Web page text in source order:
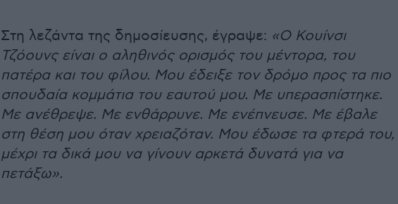
Στη λεζάντα της δημοσίευσης, έγραψε: «Ο Κουίνσι
Τζόουνς είναι ο αληθινός ορισμός του μέντορα, του
πατέρα και του φίλου. Μου έδειξε τον δρόμο προς τα πιο
σπουδαία κομμάτια του εαυτού μου. Με υπερασπίστηκε.
Με ανέθρεψε. Με ενθάρρυνε. Με ενέπνευσε. Με έβαλε
στη θέση μου όταν χρειαζόταν. Μου έδωσε τα φτερά του,
μέχρι τα δικά μου να γίνουν αρκετά δυνατά για να
πετάξω».